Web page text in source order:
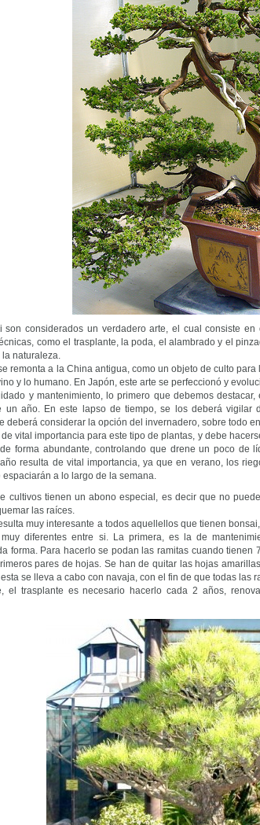
son considerados un verdadero arte, el cual consiste
como el trasplante, la poda, el alambrado y el
naturaleza.
remonta a la China antigua, como un objeto de culto
y lo humano. En Japón, este arte se perfeccionó y
y mantenimiento, lo primero que debemos
un año. En este lapso de tiempo, se los deberá vigilar
deberá considerar la opción del invernadero, sobre todo
de vital importancia para este tipo de plantas, y debe
forma abundante, controlando que drene un poco de
resulta de vital importancia, ya que en verano, los
espaciarán a lo largo de la semana.
cultivos tienen un abono especial, es decir que no
las raíces.
muy interesante a todos aquellellos que tienen
diferentes entre si. La primera, es la de
forma. Para hacerlo se podan las ramitas cuando tienen
pares de hojas. Se han de quitar las hojas
se lleva a cabo con navaja, con el fin de que todas las
el trasplante es necesario hacerlo cada 2 años,